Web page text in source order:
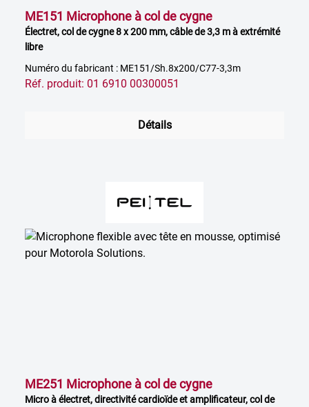
ME151 Microphone à col de cygne
Électret, col de cygne 8 x 200 mm, câble de 3,3 m à extrémité
libre
Numéro du fabricant : ME151/Sh.8x200/C77-3,3m
Réf. produit: 01 6910 00300051
Détails
ME251 Microphone à col de cygne
Micro à électret, directivité cardioïde et amplificateur, col de